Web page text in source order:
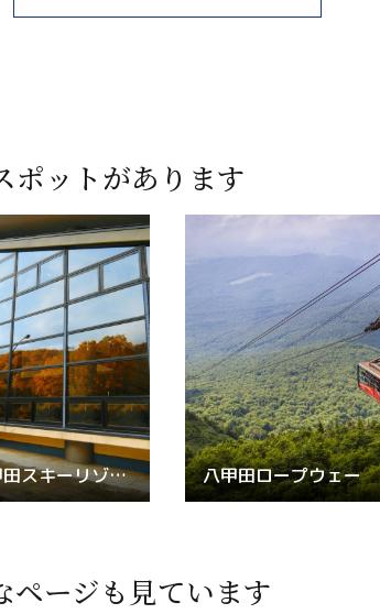
ポットがあります
ベルジャヤ八甲田スキーリゾート 八甲田ロープウェー
ページも見ています